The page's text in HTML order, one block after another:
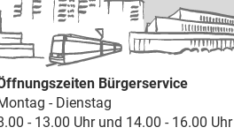
Bürgerservice
- Dienstag
- 13.00 Uhr und 14.00 - 16.00 Uhr